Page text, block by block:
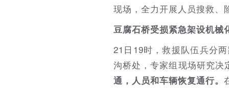
现场，全力开展人员搜救、
豆腐石桥受损紧急架设机械
21日19时，救援队伍兵分
沟桥处，专家组现场研究决
通，人员和车辆恢复通行。